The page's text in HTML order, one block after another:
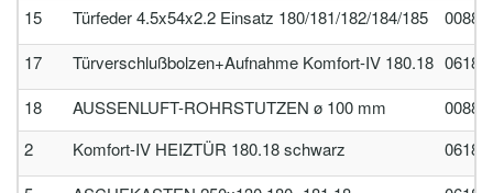
15
Türfeder 4.5x54x2.2 Einsatz 180/181/182/184/185
17
Türverschlußbolzen+Aufnahme Komfort-IV 180.18
18
AUSSENLUFT-ROHRSTUTZEN ø 100 mm
2
Komfort-IV HEIZTÜR 180.18 schwarz